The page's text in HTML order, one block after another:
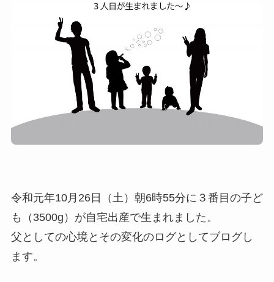
令和元年10月26日（土）朝6時55分に３番目の子ど
も（3500g）が自宅出産で生まれました。
父としての心境とその変化のログとしてブログし
ます。